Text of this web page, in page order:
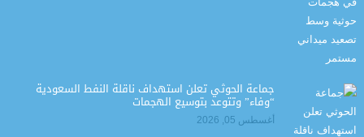
جماعة الحوثي تعلن استهداف ناقلة النفط السعودية
“وفاء” وتتوعد بتوسيع الهجمات
أغسطس 05, 2026